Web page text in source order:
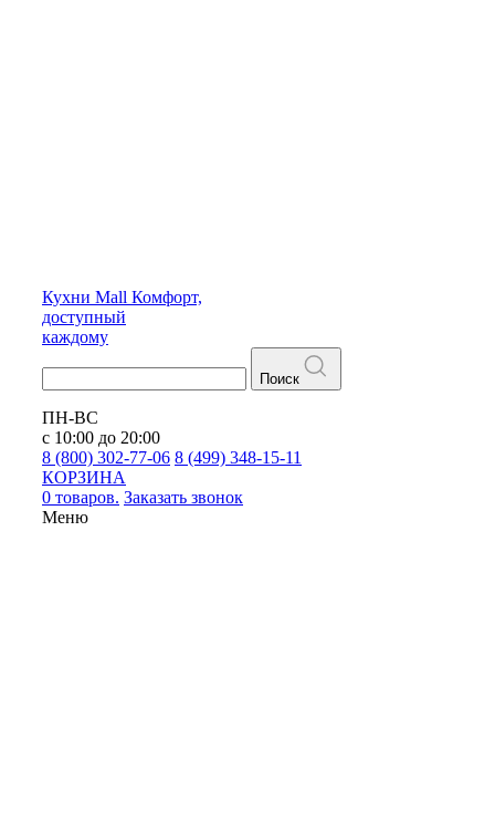
Кухни Mall Комфорт,
доступный
каждому
Поиск
ПН-ВС
с 10:00 до 20:00
8 (800) 302-77-06 8 (499) 348-15-11
КОРЗИНА
0 товаров. Заказать звонок
Меню